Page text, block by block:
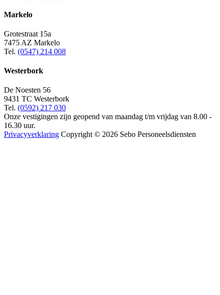
Markelo
Grotestraat 15a
7475 AZ Markelo
Tel. (0547) 214 008
Westerbork
De Noesten 56
9431 TC Westerbork
Tel. (0592) 217 030
Onze vestigingen zijn geopend van maandag t/m vrijdag van 8.00 -
16.30 uur.
Privacyverklaring Copyright © 2026 Sebo Personeelsdiensten